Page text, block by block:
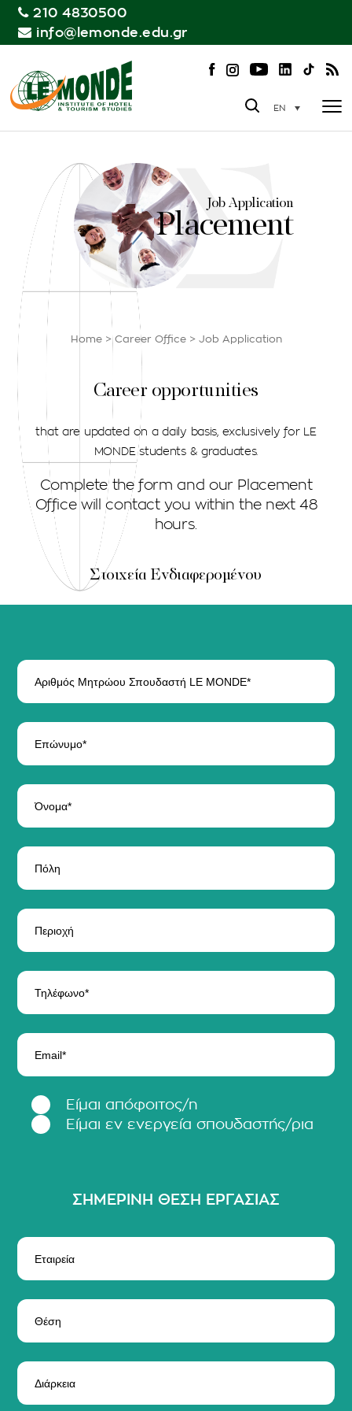
210 4830500
info@lemonde.edu.gr
EN
Job Application
Placement
Home>Career Office> Job Application
Career opportunities
that are updated on a daily basis, exclusively for LE
MONDE students & graduates.
Complete the form and our Placement
Office will contact you within the next 48
hours.
Στοιχεία Ενδιαφερομένου
Είμαι απόφοιτος/η
Είμαι εν ενεργεία σπουδαστής/ρια
ΣΗΜΕΡΙΝΗ ΘΕΣΗ ΕΡΓΑΣΙΑΣ